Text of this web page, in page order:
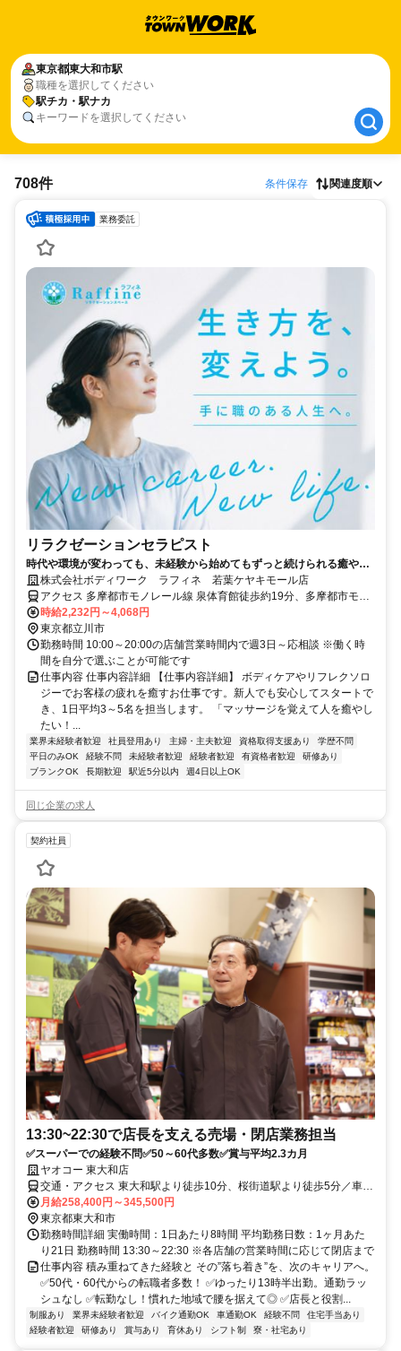
東京都東大和市駅
職種を選択してください
駅チカ・駅ナカ
キーワードを選択してください
東京都東大和市駅
駅チカ・駅ナカ
708件 条件保存 関連度順
業務委託
リラクゼーションセラピスト
時代や環境が変わっても、未経験から始めてもずっと続けられる癒やし
の仕事。手に職を身につけて、生き方を変えよう。
株式会社ボディワーク ラフィネ 若葉ケヤキモール店
アクセス 多摩都市モノレール線 泉体育館徒歩約19分、多摩都市モノ
レール線 砂川七番徒歩約19分、西武拝島線/西武新宿線 東大和市徒歩
約19分 最寄駅：東大和市駅
時給2,232円～4,068円
東京都立川市
勤務時間 10:00～20:00の店舗営業時間内で週3日～応相談 ※働く時
間を自分で選ぶことが可能です
仕事内容 仕事内容詳細 【仕事内容詳細】 ボディケアやリフレクソロ
ジーでお客様の疲れを癒すお仕事です。新人でも安心してスタートで
き、1日平均3～5名を担当します。 「マッサージを覚えて人を癒やし
たい！...
業界未経験者歓迎 社員登用あり 主婦・主夫歓迎 資格取得支援あり
学歴不問
平日のみOK
経験不問 未経験者歓迎 経験者歓迎 有資格者歓迎
研修あり
ブランクOK
長期歓迎 駅近5分以内 週4日以上OK
同じ企業の求人
契約社員
13:30~22:30で店長を支える売場・閉店業務担当
✅スーパーでの経験不問✅50～60代多数✅賞与平均2.3カ月
ヤオコー 東大和店
交通・アクセス 東大和駅より徒歩10分、桜街道駅より徒歩5分／車通
勤OK バイク通勤OK 自転車通勤OK
月給258,400円～345,500円
東京都東大和市
勤務時間詳細 実働時間：1日あたり8時間 平均勤務日数：1ヶ月あた
り21日 勤務時間 13:30～22:30 ※各店舗の営業時間に応じて閉店まで
仕事内容 積み重ねてきた経験と その”落ち着き”を、次のキャリアへ。
✅50代・60代からの転職者多数！ ✅ゆったり13時半出勤。通勤ラッ
シュなし ✅転勤なし！慣れた地域で腰を据えて◎ ✅店長と役割...
制服あり 業界未経験者歓迎 バイク通勤OK 車通勤OK 経験不問
住宅手当あり
経験者歓迎
研修あり 賞与あり 育休あり シフト制 寮・社宅あり